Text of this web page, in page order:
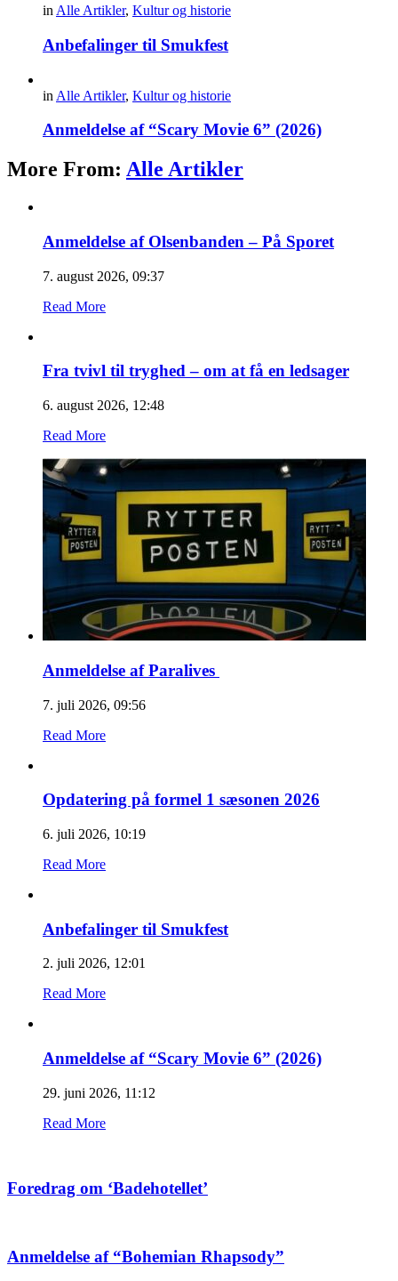
in Alle Artikler, Kultur og historie
Anbefalinger til Smukfest
in Alle Artikler, Kultur og historie
Anmeldelse af “Scary Movie 6” (2026)
More From: Alle Artikler
Anmeldelse af Olsenbanden – På Sporet
7. august 2026, 09:37
Read More
Fra tvivl til tryghed – om at få en ledsager
6. august 2026, 12:48
Read More
Anmeldelse af Paralives
7. juli 2026, 09:56
Read More
Opdatering på formel 1 sæsonen 2026
6. juli 2026, 10:19
Read More
Anbefalinger til Smukfest
2. juli 2026, 12:01
Read More
Anmeldelse af “Scary Movie 6” (2026)
29. juni 2026, 11:12
Read More
Foredrag om ‘Badehotellet’
Anmeldelse af “Bohemian Rhapsody”